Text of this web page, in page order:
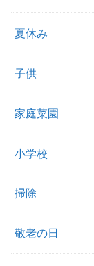
夏休み
子供
家庭菜園
小学校
掃除
敬老の日